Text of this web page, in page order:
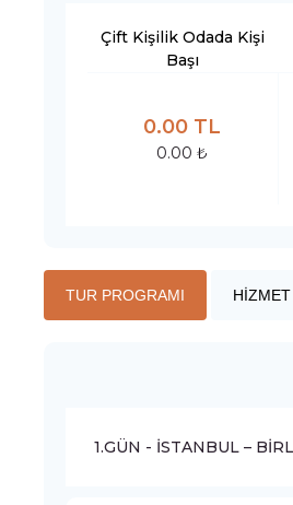
Çift Kişilik Odada Kişi
Başı
0.00 TL
0.00 ₺
TUR PROGRAMI
1.GÜN - İSTANBUL –